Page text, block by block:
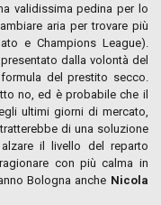
validissima pedina per lo
aria per trovare più
e Champions League).
dalla volontà del
del prestito secco.
no, ed è probabile che il
ultimi giorni di mercato,
di una soluzione
il livello del reparto
con più calma in
Bologna anche Nicola